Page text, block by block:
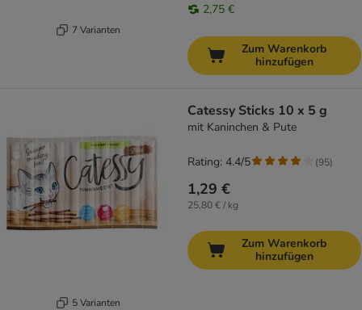
7 Varianten
2,75 €
Zum Warenkorb
hinzufügen
5 Varianten
Catessy Sticks 10 x 5 g
mit Kaninchen & Pute
1,29 €
25,80 € / kg
Rating: 4.4/5 (95)
Zum Warenkorb
hinzufügen